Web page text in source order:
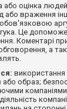
або оцінка
або враження
Це
Коментарі
а
або образ;
компаніями;
компанії